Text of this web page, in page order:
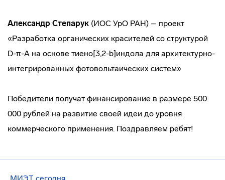
Александр Степарук (ИОС УрО РАН) – проект
«Разработка органических красителей со структурой
D-π-А на основе тиено[3,2-b]индола для архитектурно-
интегрированных фотовольтаических систем»
Победители получат финансирование в размере 500
000 рублей на развитие своей идеи до уровня
коммерческого применения. Поздравляем ребят!